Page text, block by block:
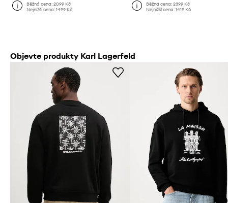
Běžná cena:2099 Kč
Nejnižší cena:1499 Kč
Běžná cena: 2399 Kč
Nejnižší cena: 1419 Kč
Objevte produkty Karl Lagerfeld